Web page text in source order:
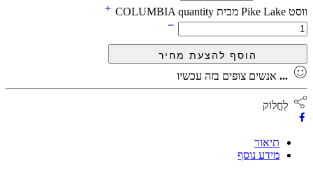
ווסט Pike Lake מבית COLUMBIA quantity
... אנשים צופים בזה עכשיו
לַחֲלוֹק
תיאור
מידע נוסף